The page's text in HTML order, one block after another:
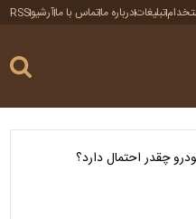
تبلیغاتدرباره ماتماس با ماآرشیوRSS
چقدر احتمال دارد؟